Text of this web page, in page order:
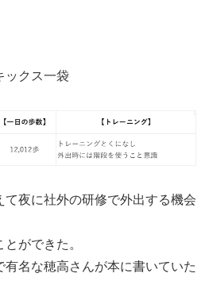
クス一袋
夜に社外の研修で外出する機会
ができた。
有名な穂高さんが本に書いていた